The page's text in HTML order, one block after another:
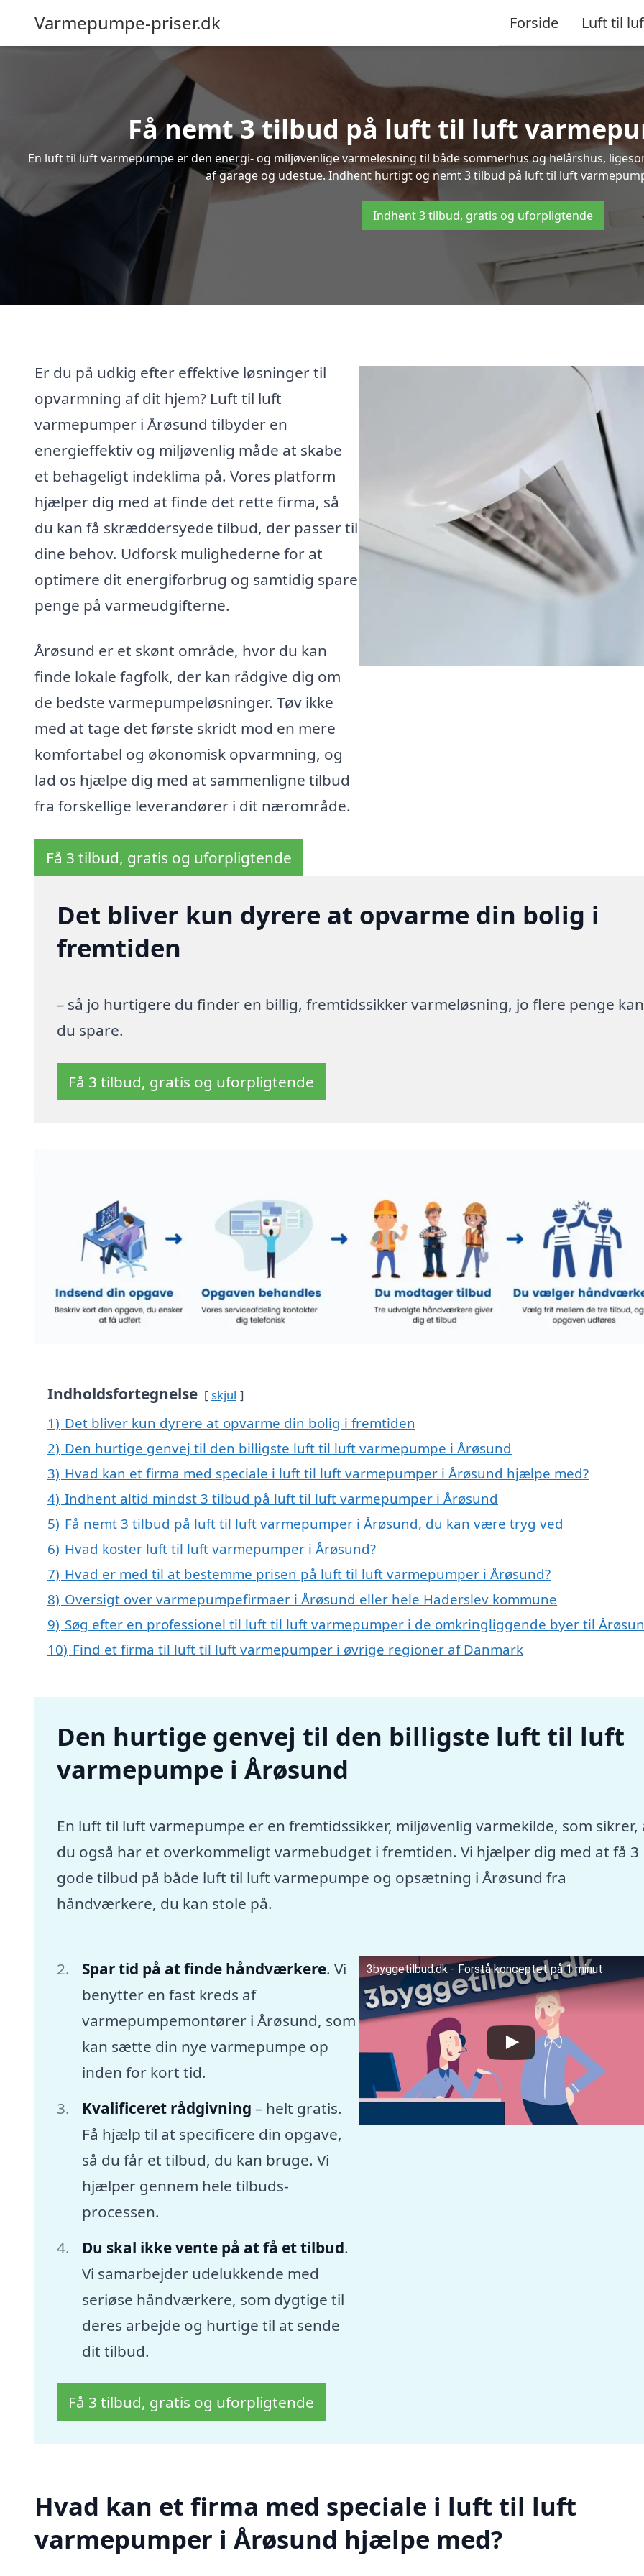
Varmepumpe-priser.dk Forside Luft til
Få nemt 3 tilbud på luft til luft
En luft til luft varmepumpe er den energi- og miljøvenlige varmeløsning til både sommerhus og helårshus,
af garage og udestue. Indhent hurtigt og nemt 3 tilbud på luft til luft
Indhent 3 tilbud, gratis og uforpligtende
Er du på udkig efter effektive løsninger til
opvarmning af dit hjem? Luft til luft
varmepumper i Årøsund tilbyder en
energieffektiv og miljøvenlig måde at skabe
et behageligt indeklima på. Vores platform
hjælper dig med at finde det rette firma, så
du kan få skræddersyede tilbud, der passer til
dine behov. Udforsk mulighederne for at
optimere dit energiforbrug og samtidig spare
penge på varmeudgifterne.
Årøsund er et skønt område, hvor du kan
finde lokale fagfolk, der kan rådgive dig om
de bedste varmepumpeløsninger. Tøv ikke
med at tage det første skridt mod en mere
komfortabel og økonomisk opvarmning, og
lad os hjælpe dig med at sammenligne tilbud
fra forskellige leverandører i dit nærområde.
Få 3 tilbud, gratis og uforpligtende
Det bliver kun dyrere at opvarme din bolig i
fremtiden
– så jo hurtigere du finder en billig, fremtidssikker varmeløsning, jo flere penge kan
du spare.
Få 3 tilbud, gratis og uforpligtende
Indholdsfortegnelse skjul
1) Det bliver kun dyrere at opvarme din bolig i fremtiden
2) Den hurtige genvej til den billigste luft til luft varmepumpe i Årøsund
3) Hvad kan et firma med speciale i luft til luft varmepumper i Årøsund hjælpe med?
4) Indhent altid mindst 3 tilbud på luft til luft varmepumper i Årøsund
5) Få nemt 3 tilbud på luft til luft varmepumper i Årøsund, du kan være tryg ved
6) Hvad koster luft til luft varmepumper i Årøsund?
7) Hvad er med til at bestemme prisen på luft til luft varmepumper i Årøsund?
8) Oversigt over varmepumpefirmaer i Årøsund eller hele Haderslev kommune
9) Søg efter en professionel til luft til luft varmepumper i de omkringliggende byer til
10) Find et firma til luft til luft varmepumper i øvrige regioner af Danmark
Den hurtige genvej til den billigste luft til luft
varmepumpe i Årøsund
En luft til luft varmepumpe er en fremtidssikker, miljøvenlig varmekilde, som sikrer,
du også har et overkommeligt varmebudget i fremtiden. Vi hjælper dig med at få 3
gode tilbud på både luft til luft varmepumpe og opsætning i Årøsund fra
håndværkere, du kan stole på.
Spar tid på at finde håndværkere. Vi
benytter en fast kreds af
varmepumpemontører i Årøsund, som
kan sætte din nye varmepumpe op
inden for kort tid.
Kvalificeret rådgivning – helt gratis.
Få hjælp til at specificere din opgave,
så du får et tilbud, du kan bruge. Vi
hjælper gennem hele tilbuds-
processen.
Du skal ikke vente på at få et tilbud.
Vi samarbejder udelukkende med
seriøse håndværkere, som dygtige til
deres arbejde og hurtige til at sende
dit tilbud.
3byggetilbud.dk - Forstå konceptet på 1 minut
Få 3 tilbud, gratis og uforpligtende
Hvad kan et firma med speciale i luft til luft
varmepumper i Årøsund hjælpe med?